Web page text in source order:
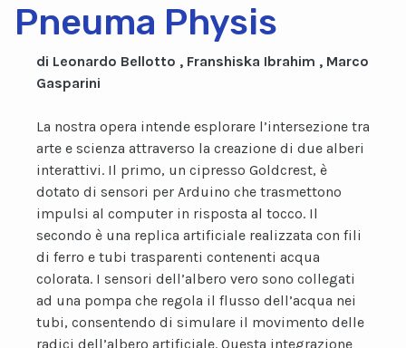
Pneuma Physis
di Leonardo Bellotto , Franshiska Ibrahim , Marco
Gasparini
La nostra opera intende esplorare l’intersezione tra
arte e scienza attraverso la creazione di due alberi
interattivi. Il primo, un cipresso Goldcrest, è
dotato di sensori per Arduino che trasmettono
impulsi al computer in risposta al tocco. Il
secondo è una replica artificiale realizzata con fili
di ferro e tubi trasparenti contenenti acqua
colorata. I sensori dell’albero vero sono collegati
ad una pompa che regola il flusso dell’acqua nei
tubi, consentendo di simulare il movimento delle
radici dell’albero artificiale. Questa integrazione